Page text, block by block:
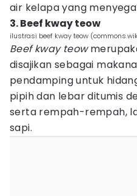
air kelapa yang
3. Beef kway teow
ilustrasi beef kway teow
Beef kway teow
disajikan sebagai
pendamping untuk
pipih dan lebar ditumis
serta rempah-rempah,
sapi.